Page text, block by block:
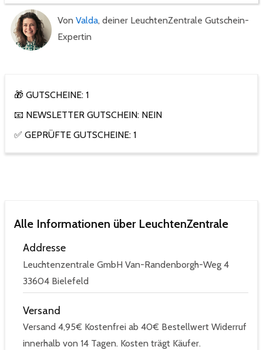
Von Valda, deiner LeuchtenZentrale Gutschein-
Expertin
🎁 GUTSCHEINE: 1
📧 NEWSLETTER GUTSCHEIN: NEIN
✅ GEPRÜFTE GUTSCHEINE: 1
Alle Informationen über LeuchtenZentrale
Addresse
Leuchtenzentrale GmbH Van-Randenborgh-Weg 4
33604 Bielefeld
Versand
Versand 4,95€ Kostenfrei ab 40€ Bestellwert Widerruf
innerhalb von 14 Tagen. Kosten trägt Käufer.